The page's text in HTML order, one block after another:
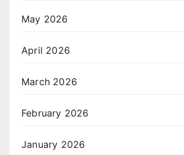
May 2026
April 2026
March 2026
February 2026
January 2026